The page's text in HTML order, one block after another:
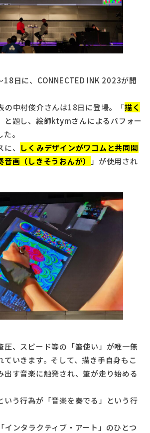
日に、CONNECTED INK 2023が開
の中村俊介さんは18日に登場。「描く
と題し、絵師ktymさんによるパフォー
。
、
しくみデザインがワコムと共同開
音画（しきそうおんが）
」が使用され
圧、スピード等の「筆使い」が唯一無
ていきます。そして、描き手自身もこ
出す音楽に触発され、筆が走り始める
いう行為が「音楽を奏でる」という行
インタラクティブ・アート」のひとつ